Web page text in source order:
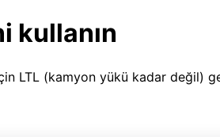
kullanın
LTL (kamyon yükü kadar değil)